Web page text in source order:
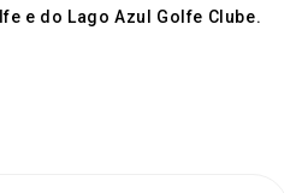
e do Lago Azul Golfe Clube.